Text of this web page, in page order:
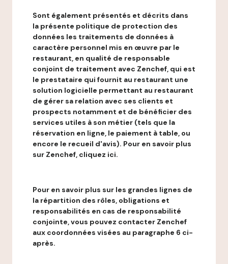
Sont également présentés et décrits dans
la présente politique de protection des
données les traitements de données à
caractère personnel mis en œuvre par le
restaurant, en qualité de responsable
conjoint de traitement avec Zenchef, qui est
le prestataire qui fournit au restaurant une
solution logicielle permettant au restaurant
de gérer sa relation avec ses clients et
prospects notamment et de bénéficier des
services utiles à son métier (tels que la
réservation en ligne, le paiement à table, ou
encore le recueil d'avis). Pour en savoir plus
sur Zenchef, cliquez ici.
Pour en savoir plus sur les grandes lignes de
la répartition des rôles, obligations et
responsabilités en cas de responsabilité
conjointe, vous pouvez contacter Zenchef
aux coordonnées visées au paragraphe 6 ci-
après.